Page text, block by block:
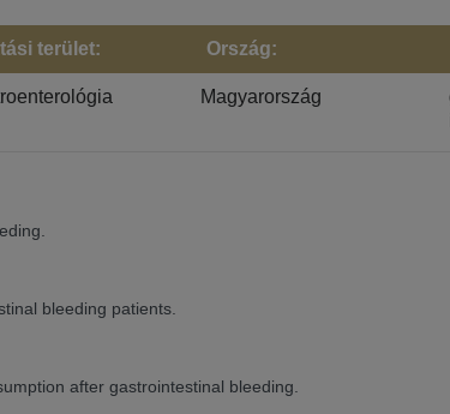
terület: Ország:
Magyarország
bleeding patients.
after gastrointestinal bleeding.